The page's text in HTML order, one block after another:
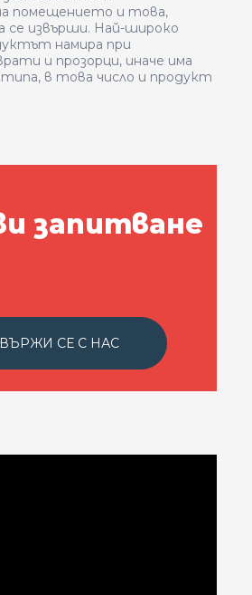
помещението и това,
се извърши. Най-широко
намира при
и прозорци, иначе има
типа, в това число и продукт
запитване
СЕ С НАС